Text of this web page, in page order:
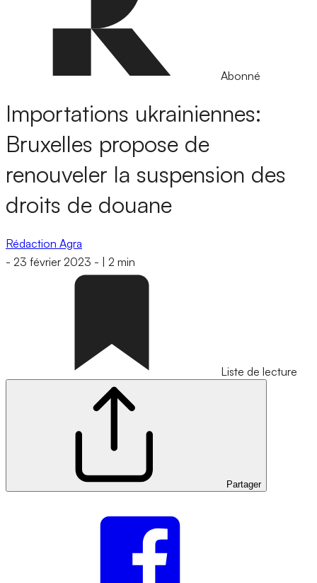
Abonné
Importations ukrainiennes:
Bruxelles propose de
renouveler la suspension des
droits de douane
Rédaction Agra
- 23 février 2023 - 2 min
Liste de lecture
Partager